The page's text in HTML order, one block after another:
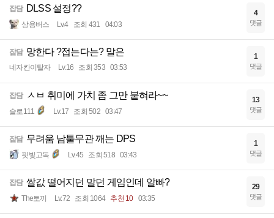
잡담 DLSS 설정??
상용버스 Lv.4 조회 431 04:03
4
댓글
잡담 망한다 ?접는다는? 말은
네자칸이탈자 Lv.16 조회 353 03:53
1
댓글
잡담 ㅅㅂ 취미에 가치 좀 그만 붙혀라~~
슬로111 Lv.17 조회 502 03:47
13
댓글
잡담 무려움 남툴무관 깨는 DPS
핏빛고독 Lv.45 조회 518 03:43
1
댓글
잡담 쌀값 떨어지던 말던 게임인데 알빠?
The토끼 Lv.72 조회 1064 추천 10 03:35
29
댓글